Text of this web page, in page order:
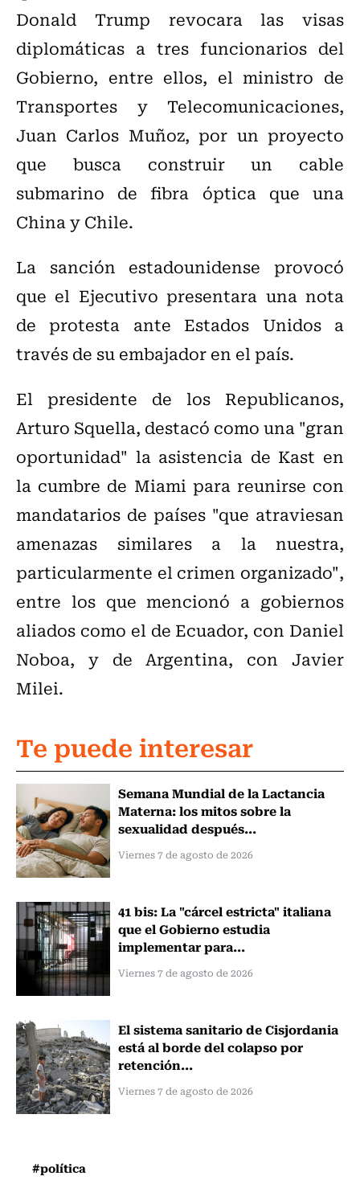
Donald Trump revocara las visas
diplomáticas a tres funcionarios del
Gobierno, entre ellos, el ministro de
Transportes y Telecomunicaciones,
Juan Carlos Muñoz, por un proyecto
que busca construir un cable
submarino de fibra óptica que una
China y Chile.
La sanción estadounidense provocó
que el Ejecutivo presentara una nota
de protesta ante Estados Unidos a
través de su embajador en el país.
El presidente de los Republicanos,
Arturo Squella, destacó como una "gran
oportunidad" la asistencia de Kast en
la cumbre de Miami para reunirse con
mandatarios de países "que atraviesan
amenazas similares a la nuestra,
particularmente el crimen organizado",
entre los que mencionó a gobiernos
aliados como el de Ecuador, con Daniel
Noboa, y de Argentina, con Javier
Milei.
Te puede interesar
Semana Mundial de la Lactancia
Materna: los mitos sobre la
sexualidad después...
Viernes 7 de agosto de 2026
41 bis: La "cárcel estricta" italiana
que el Gobierno estudia
implementar para...
Viernes 7 de agosto de 2026
El sistema sanitario de Cisjordania
está al borde del colapso por
retención...
Viernes 7 de agosto de 2026
#política